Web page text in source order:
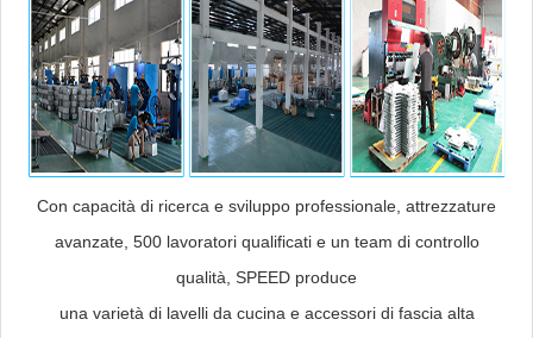
Con capacità di ricerca e sviluppo professionale, attrezzature
avanzate, 500 lavoratori qualificati e un team di controllo
qualità, SPEED produce
una varietà di lavelli da cucina e accessori di fascia alta